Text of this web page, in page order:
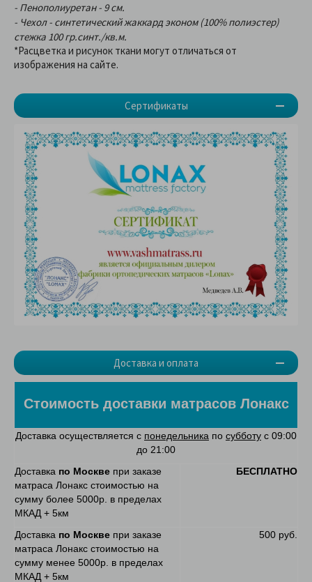
Сертификаты
Доставка и оплата
- Пенополиуретан - 9 см.
- Чехол - синтетический жаккард эконом (100% полиэстер)
стежка 100 гр.синт./кв.м.
*Расцветка и рисунок ткани могут отличаться от
изображения на сайте.
Стоимость доставки матрасов Лонакс
Доставка осуществляется с понедельника по субботу с 09:00
до 21:00
Доставка по Москве при заказе
матраса Лонакс стоимостью на
сумму более 5000р. в пределах
МКАД + 5км
БЕСПЛАТНО
Доставка по Москве при заказе
матраса Лонакс стоимостью на
сумму менее 5000р. в пределах
МКАД + 5км
500 руб.